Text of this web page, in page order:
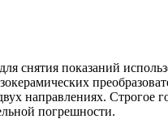
снятия показаний
направлениях. Строгое
погрешности.